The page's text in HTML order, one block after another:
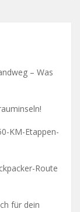
– Was
KM-Etappen-
Route
für dein